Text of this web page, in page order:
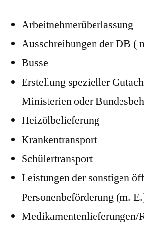
Arbeitnehmerüberlassung
Ausschreibungen der DB (
Busse
Erstellung spezieller
Ministerien oder
Heizölbelieferung
Krankentransport
Schülertransport
Leistungen der sonstigen
Personenbeförderung (m.
Medikamentenlieferungen/